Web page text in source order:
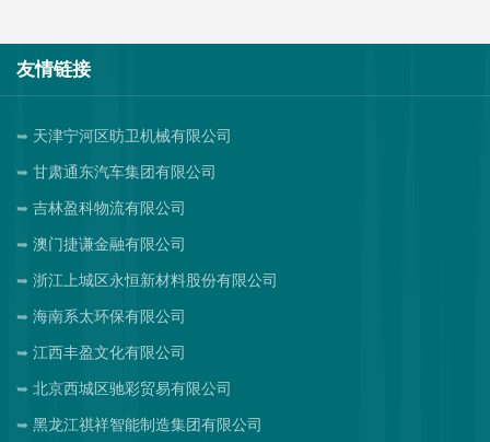
友情链接
天津宁河区昉卫机械有限公司
甘肃通东汽车集团有限公司
吉林盈科物流有限公司
澳门捷谦金融有限公司
浙江上城区永恒新材料股份有限公司
海南系太环保有限公司
江西丰盈文化有限公司
北京西城区驰彩贸易有限公司
黑龙江祺祥智能制造集团有限公司